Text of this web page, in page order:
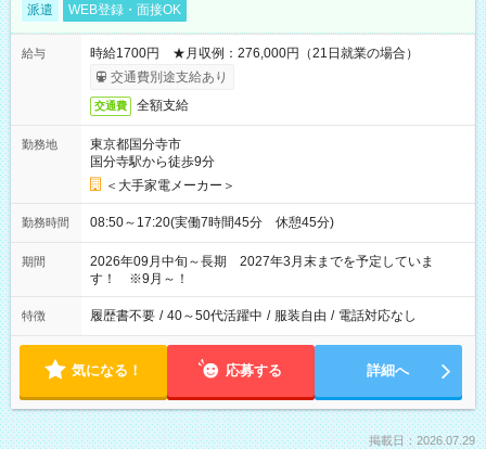
派遣 WEB登録・面接OK
給与
時給1700円 ★月収例：276,000円（21日就業の場合）
交通費別途支給あり
交通費 全額支給
勤務地
東京都国分寺市
国分寺駅から徒歩9分
＜大手家電メーカー＞
勤務時間 08:50～17:20(実働7時間45分 休憩45分)
期間
2026年09月中旬～長期 2027年3月末までを予定していま
す！ ※9月～！
特徴 履歴書不要 / 40～50代活躍中 / 服装自由 / 電話対応なし
気になる！ 応募する 詳細へ
掲載日：2026.07.29